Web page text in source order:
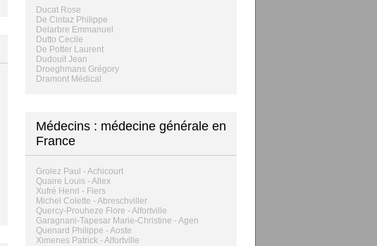
Ducat Rose
De Cintaz Philippe
Delarbre Emmanuel
Dutto Cecile
De Potter Laurent
Dudouit Jean
Droeghmans Grégory
Dramont Médical
Médecins : médecine générale en
France
Grolez Paul - Achicourt
Quaire Louis - Allex
Xufré Henri - Flers
Michel Colette - Abreschviller
Quercy-Prouheze Flore - Alfortville
Garagnani-Tapesar Marie-Christine - Agen
Quenard Philippe - Aoste
Ximenes Patrick - Alfortville